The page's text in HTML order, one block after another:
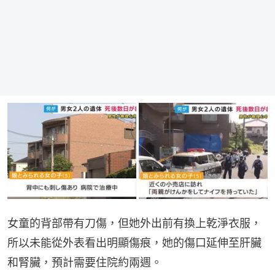
女童的背部帶有刀傷，但她外出前有換上乾淨衣服，
所以未能從外表看出明顯傷痕，她的傷口延伸至肝臟
和腎臟，預計需要住院約兩週。